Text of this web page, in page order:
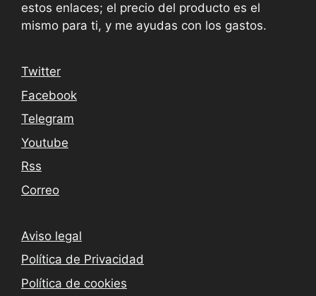
estos enlaces; el precio del producto es el
mismo para ti, y me ayudas con los gastos.
Twitter
Facebook
Telegram
Youtube
Rss
Correo
Aviso legal
Política de Privacidad
Política de cookies